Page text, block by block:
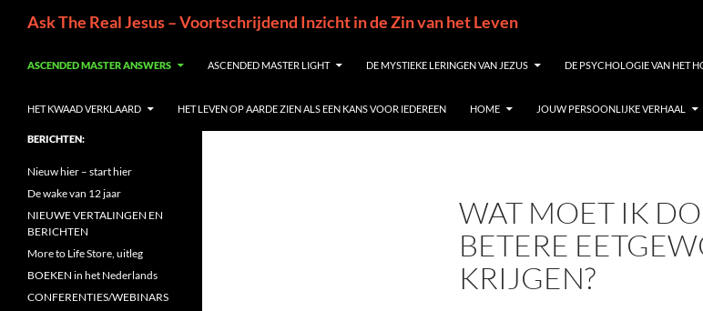
inhoud
Ask The Real Jesus – Voortschrijdend Inzicht in de Zin van het Leven
ASCENDED MASTER ANSWERS ASCENDED MASTER LIGHT DE MYSTIEKE LERINGEN VAN JEZUS DE PSYCHOLOGIE VAN HET
HET KWAAD VERKLAARD HET LEVEN OP AARDE ZIEN ALS EEN KANS VOOR IEDEREEN HOME JOUW PERSOONLIJKE VERHAAL
WAT MOET IK
BETERE
KRIJGEN?
BERICHTEN:
Nieuw hier – start hier
De wake van 12 jaar
NIEUWE VERTALINGEN EN
BERICHTEN
More to Life Store, uitleg
BOEKEN in het Nederlands
CONFERENTIES/WEBINARS